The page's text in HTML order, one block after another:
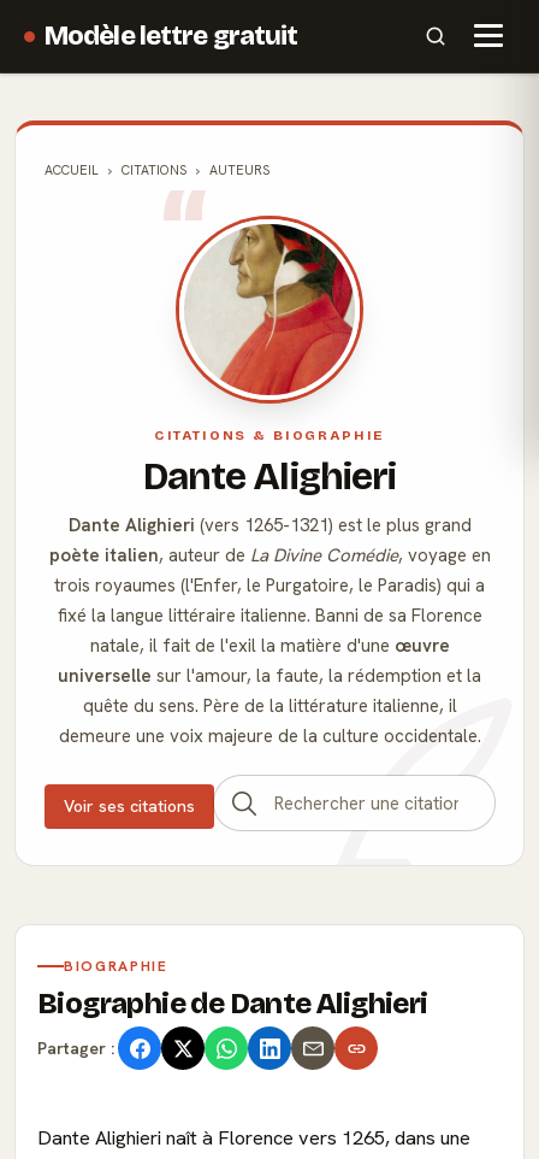
Modèle lettre gratuit
ACCUEIL CITATIONS AUTEURS
CITATIONS & BIOGRAPHIE
Dante Alighieri
Dante Alighieri (vers 1265-1321) est le plus grand
poète italien, auteur de La Divine Comédie, voyage en
trois royaumes (l'Enfer, le Purgatoire, le Paradis) qui a
fixé la langue littéraire italienne. Banni de sa Florence
natale, il fait de l'exil la matière d'une œuvre
universelle sur l'amour, la faute, la rédemption et la
quête du sens. Père de la littérature italienne, il
demeure une voix majeure de la culture occidentale.
Voir ses citations
BIOGRAPHIE
Biographie de Dante Alighieri
Partager :
Dante Alighieri naît à Florence vers 1265, dans une